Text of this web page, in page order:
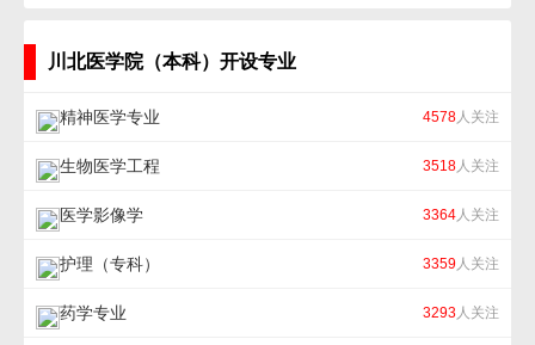
川北医学院（本科）开设专业
精神医学专业 4578人关注
生物医学工程 3518人关注
医学影像学 3364人关注
护理（专科） 3359人关注
药学专业 3293人关注